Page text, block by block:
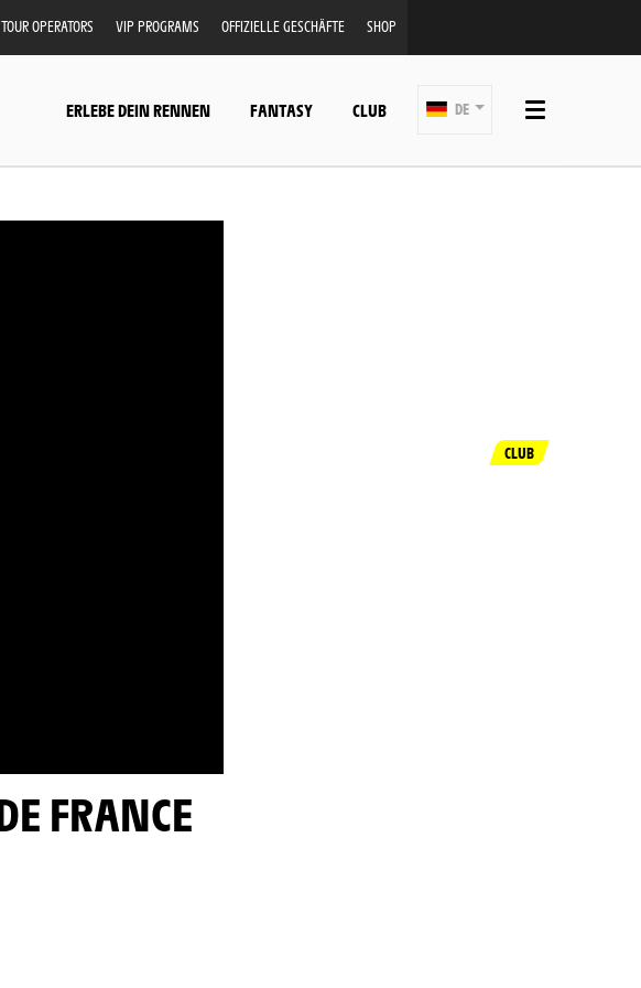
TOUR OPERATORS VIP PROGRAMS OFFIZIELLE GESCHÄFTE SHOP
ERLEBE DEIN RENNEN FANTASY CLUB DE
CLUB